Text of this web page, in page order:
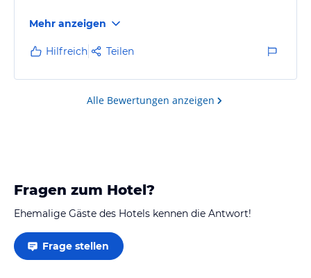
Mehr anzeigen
Hilfreich Teilen
Alle Bewertungen anzeigen
Fragen zum Hotel?
Ehemalige Gäste des Hotels kennen die Antwort!
Frage stellen